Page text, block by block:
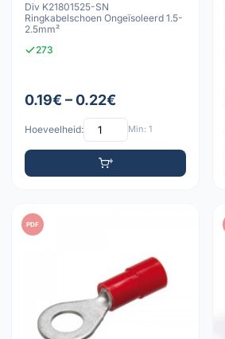
Div K21801525-SN
Ringkabelschoen Ongeïsoleerd 1.5-
2.5mm²
273
0.19€ – 0.22€
Hoeveelheid: Min: 1
PDF